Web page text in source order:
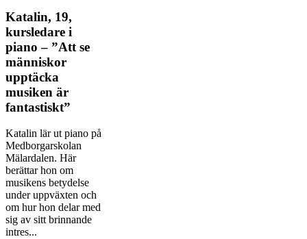
Katalin, 19,
kursledare i
piano – ”Att se
människor
upptäcka
musiken är
fantastiskt”
Katalin lär ut piano på
Medborgarskolan
Mälardalen. Här
berättar hon om
musikens betydelse
under uppväxten och
om hur hon delar med
sig av sitt brinnande
intres...